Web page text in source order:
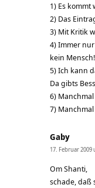
1) Es
2) Das
3) Mit Kritik
4) Immer
kein Mensch!
5) Ich kann
Da gibts
6)
7)
Gaby
17. Februar 2009
Om Shanti,
schade, daß